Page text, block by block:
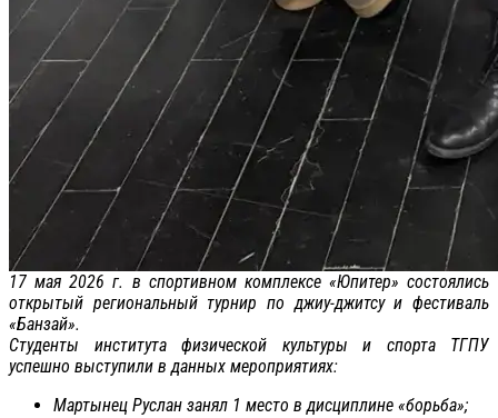
17 мая 2026 г. в спортивном комплексе «Юпитер» состоялись
открытый региональный турнир по джиу-джитсу и фестиваль
«Банзай».
Студенты института физической культуры и спорта ТГПУ
успешно выступили в данных мероприятиях:
Мартынец Руслан занял 1 место в дисциплине «борьба»;